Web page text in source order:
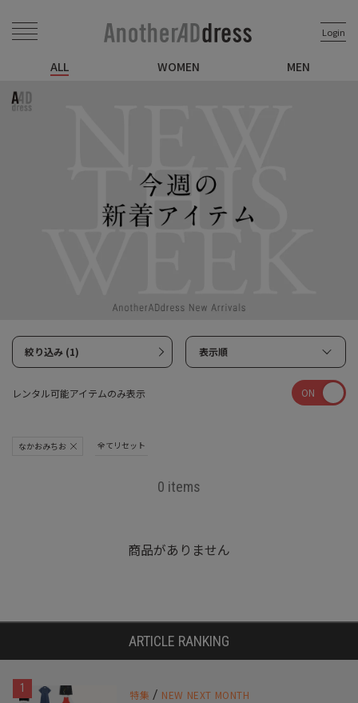
Login
ALL WOMEN MEN
絞り込み (1) 表示順
レンタル可能アイテムのみ表示 ON
なかおみちお 全てリセット
0 items
商品がありません
ARTICLE RANKING
1 特集 / NEW NEXT MONTH